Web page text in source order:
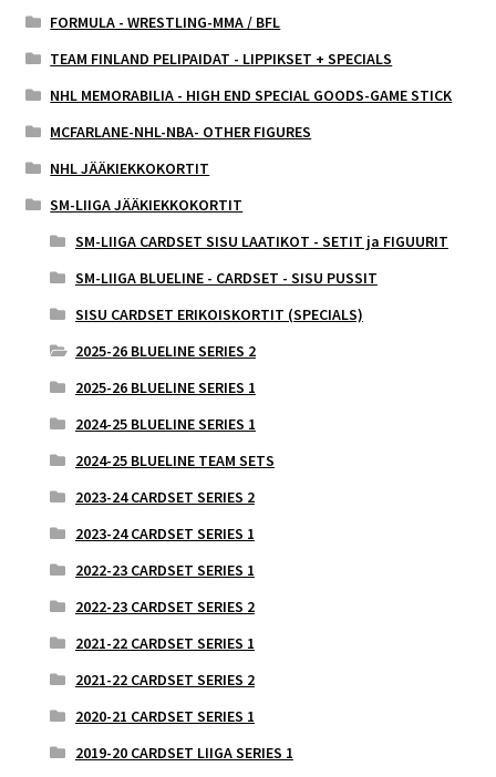
FORMULA - WRESTLING-MMA / BFL
TEAM FINLAND PELIPAIDAT - LIPPIKSET + SPECIALS
NHL MEMORABILIA - HIGH END SPECIAL GOODS-GAME STICK
MCFARLANE-NHL-NBA- OTHER FIGURES
NHL JÄÄKIEKKOKORTIT
SM-LIIGA JÄÄKIEKKOKORTIT
SM-LIIGA CARDSET SISU LAATIKOT - SETIT ja FIGUURIT
SM-LIIGA BLUELINE - CARDSET - SISU PUSSIT
SISU CARDSET ERIKOISKORTIT (SPECIALS)
2025-26 BLUELINE SERIES 2
2025-26 BLUELINE SERIES 1
2024-25 BLUELINE SERIES 1
2024-25 BLUELINE TEAM SETS
2023-24 CARDSET SERIES 2
2023-24 CARDSET SERIES 1
2022-23 CARDSET SERIES 1
2022-23 CARDSET SERIES 2
2021-22 CARDSET SERIES 1
2021-22 CARDSET SERIES 2
2020-21 CARDSET SERIES 1
2019-20 CARDSET LIIGA SERIES 1